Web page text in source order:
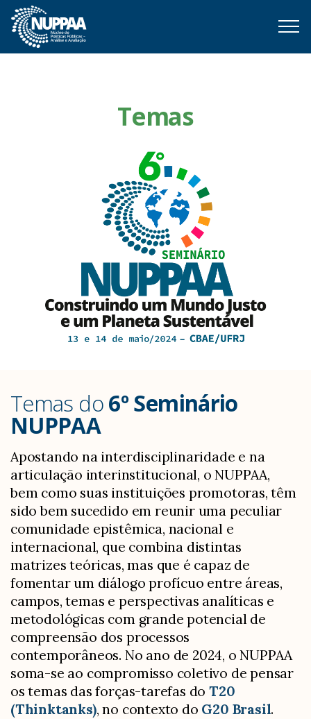
Temas
Temas do6º Seminário
NUPPAA
Apostando na interdisciplinaridade e na
articulação interinstitucional, o NUPPAA,
bem como suas instituições promotoras, têm
sido bem sucedido em reunir uma peculiar
comunidade epistêmica, nacional e
internacional, que combina distintas
matrizes teóricas, mas que é capaz de
fomentar um diálogo profícuo entre áreas,
campos, temas e perspectivas analíticas e
metodológicas com grande potencial de
compreensão dos processos
contemporâneos. No ano de 2024, o NUPPAA
soma-se ao compromisso coletivo de pensar
os temas das forças-tarefas do T20
(Thinktanks), no contexto do G20 Brasil.